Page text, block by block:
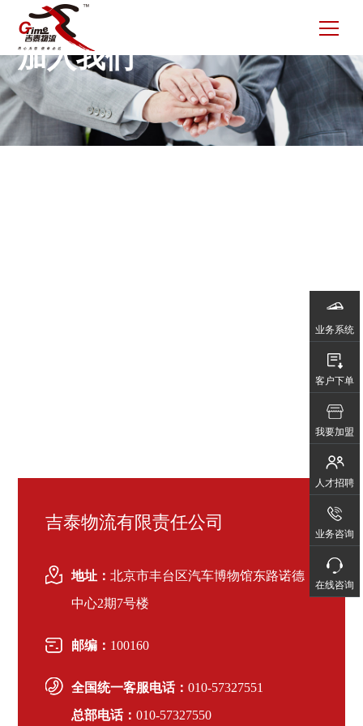
业务系统
客户下单
我要加盟
人才招聘
业务咨询
在线咨询
加入我们
Join us
吉泰物流有限责任公司
地址：北京市丰台区汽车博物馆东路诺德
中心2期7号楼
邮编： 100160
全国统一客服电话：010-57327551
总部电话：010-57327550